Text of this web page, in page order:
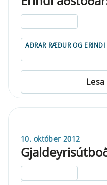
AÐRAR RÆÐUR OG ERINDI
10. október 2012